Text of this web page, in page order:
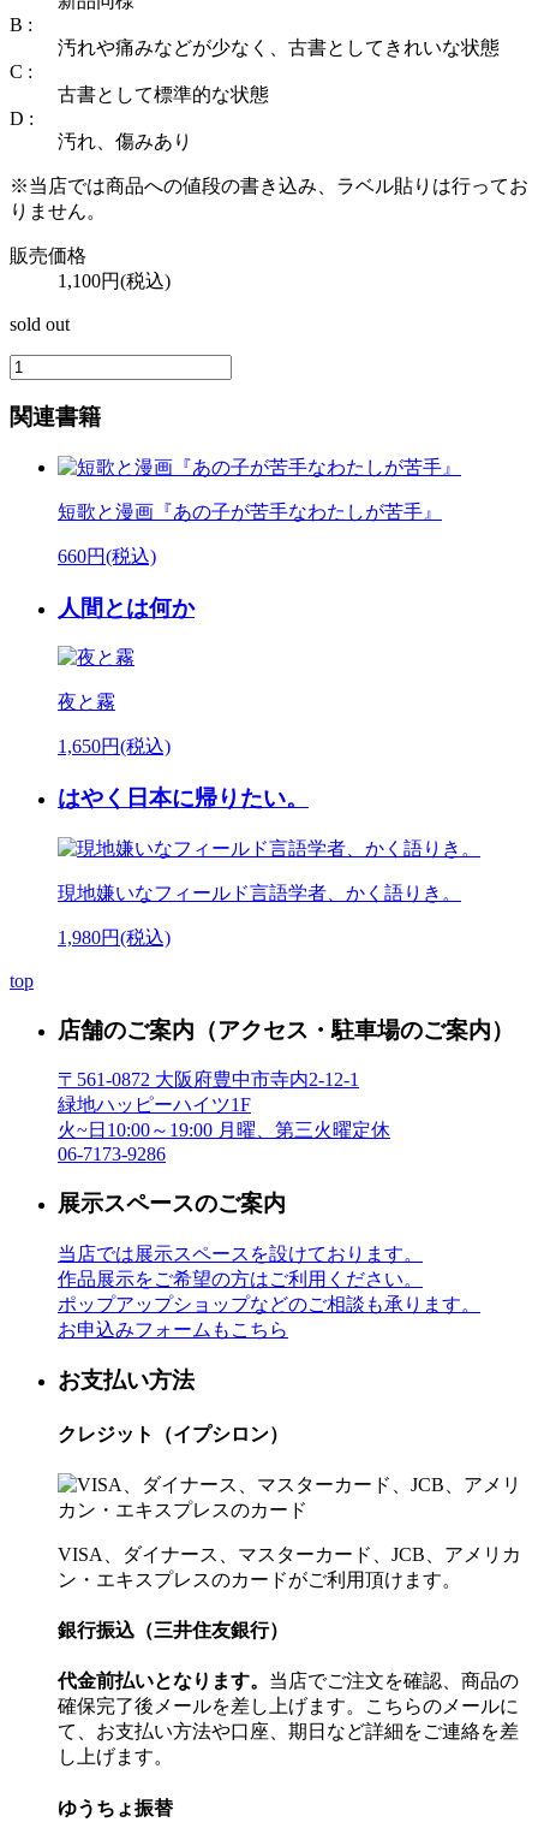
B :
汚れや痛みなどが少なく、古書としてきれいな状態
C :
古書として標準的な状態
D :
汚れ、傷みあり
※当店では商品への値段の書き込み、ラベル貼りは行ってお
りません。
販売価格
1,100円(税込)
sold out
関連書籍
短歌と漫画『あの子が苦手なわたしが苦手』
660円(税込)
人間とは何か
夜と霧
1,650円(税込)
はやく日本に帰りたい。
現地嫌いなフィールド言語学者、かく語りき。
1,980円(税込)
top
店舗のご案内 （アクセス・駐車場のご案内）
〒561-0872 大阪府豊中市寺内2-12-1
緑地ハッピーハイツ1F
火~日10:00～19:00 月曜、第三火曜定休
06-7173-9286
展示スペースのご案内
当店では展示スペースを設けております。
作品展示をご希望の方はご利用ください。
ポップアップショップなどのご相談も承ります。
お申込みフォームもこちら
お支払い方法
クレジット（イプシロン）
VISA、ダイナース、マスターカード、JCB、アメリカ
ン・エキスプレスのカードがご利用頂けます。
銀行振込（三井住友銀行）
代金前払いとなります。 当店でご注文を確認、商品の
確保完了後メールを差し上げます。こちらのメールに
て、お支払い方法や口座、期日など詳細をご連絡を差
し上げます。
ゆうちょ振替